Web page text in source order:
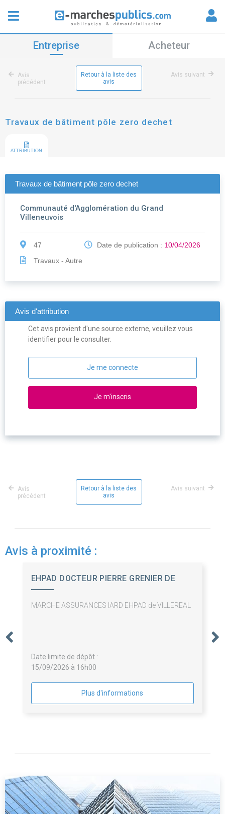
Entreprise Acheteur
Avis
précédent
Retour à la liste des
avis
Avis suivant
Travaux de bâtiment pôle zero dechet
ATTRIBUTION
Travaux de bâtiment pôle zero dechet
Communauté d'Agglomération du Grand
Villeneuvois
47
Travaux - Autre
Date de publication : 10/04/2026
Avis d'attribution
Cet avis provient d'une source externe, veuillez vous
identifier pour le consulter.
Je me connecte
Je m'inscris
Avis
précédent
Retour à la liste des
avis
Avis suivant
Avis à proximité :
EHPAD DOCTEUR PIERRE GRENIER DE
MARCHE ASSURANCES IARD EHPAD de VILLEREAL
Date limite de dépôt :
15/09/2026 à 16h00
Plus d'informations